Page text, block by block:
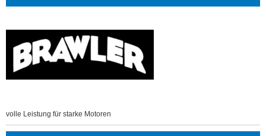
volle Leistung für starke Motoren